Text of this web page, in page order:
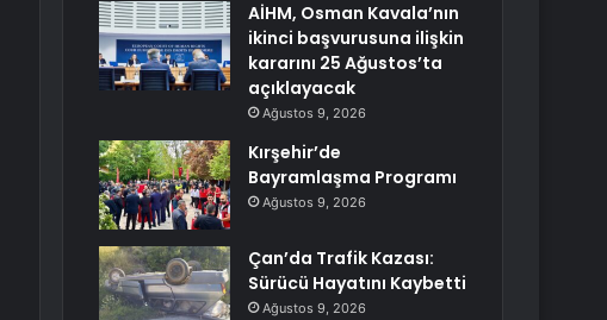
AİHM, Osman Kavala’nın
ikinci başvurusuna ilişkin
kararını 25 Ağustos’ta
açıklayacak
Ağustos 9, 2026
Kırşehir’de
Bayramlaşma Programı
Ağustos 9, 2026
Çan’da Trafik Kazası:
Sürücü Hayatını Kaybetti
Ağustos 9, 2026